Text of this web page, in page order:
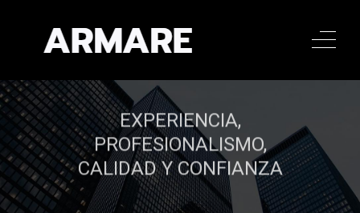
EXPERIENCIA,
PROFESIONALISMO,
CALIDAD Y CONFIANZA
Establecemos relaciones sólidas con nuestros
clientes basadas en nuestro conocimiento,